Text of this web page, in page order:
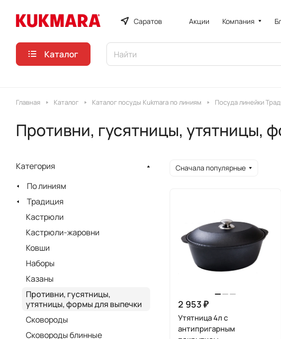
Саратов Акции Компания
Каталог
Главная Каталог Каталог посуды Kukmara по линиям Посуда линейки
Противни, гусятницы, утятницы,
Сначала популярные
2 953 ₽
Утятница 4л с
антипригарным
Категория
По линиям
Традиция
Кастрюли
Кастрюли-жаровни
Ковши
Наборы
Казаны
Противни, гусятницы,
утятницы, формы для выпечки
Сковороды
Сковороды блинные